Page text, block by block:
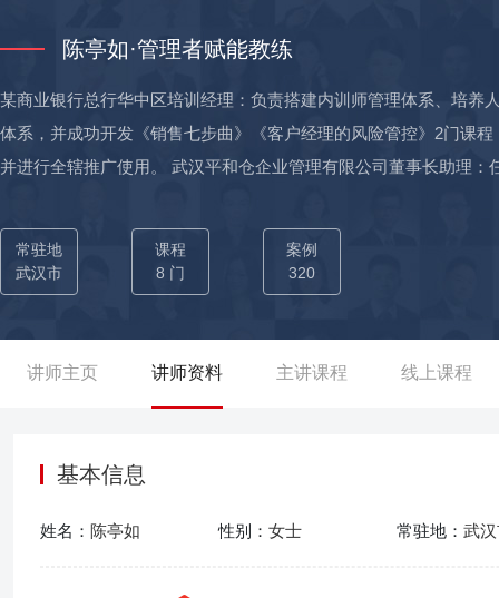
陈亭如·管理者赋能教练
某商业银行总行华中区培训经理：负责搭建内训师管理体系、培养
体系，并成功开发《销售七步曲》《客户经理的风险管控》2门课
并进行全辖推广使用。 武汉平和仓企业管理有限公司董事长助理
一，武汉市江岸区‘汉口文创谷’龙头项目，也是全国‘老房子+双创’
常驻地
武汉市
课程
8 门
案例
320
讲师主页 讲师资料 主讲课程 线上课程
基本信息
姓名： 陈亭如 性别： 女士 常驻地： 武